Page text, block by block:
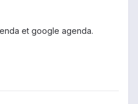
et google agenda.